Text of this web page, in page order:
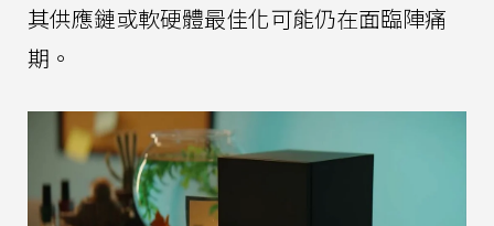
其供應鏈或軟硬體最佳化可能仍在面臨陣痛
期。